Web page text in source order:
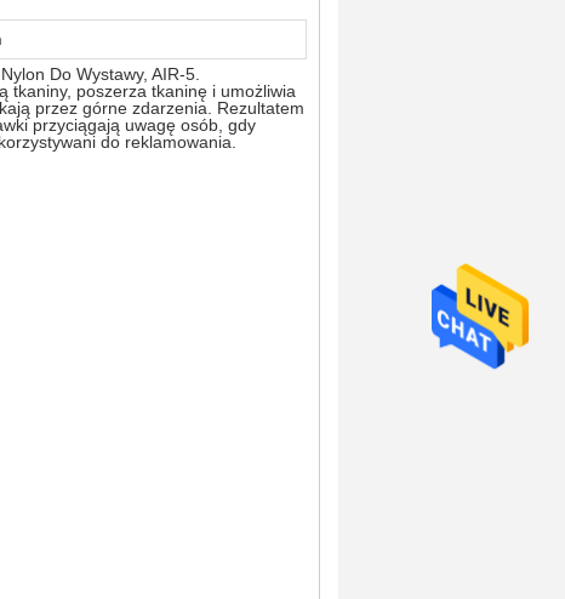
Do Wystawy, AIR-5.
tkaniny, poszerza tkaninę i umożliwia
przez górne zdarzenia. Rezultatem
przyciągają uwagę osób, gdy
do reklamowania.